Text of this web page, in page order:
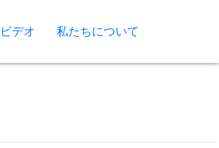
ビデオ 私たちについて